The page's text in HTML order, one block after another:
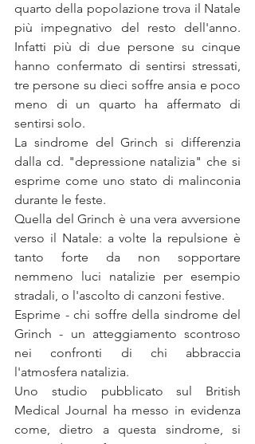
quarto della popolazione trova il Natale
più impegnativo del resto dell'anno.
Infatti più di due persone su cinque
hanno confermato di sentirsi stressati,
tre persone su dieci soffre ansia e poco
meno di un quarto ha affermato di
sentirsi solo.
La sindrome del Grinch si differenzia
dalla cd. "depressione natalizia" che si
esprime come uno stato di malinconia
durante le feste.
Quella del Grinch è una vera avversione
verso il Natale: a volte la repulsione è
tanto forte da non sopportare
nemmeno luci natalizie per esempio
stradali, o l'ascolto di canzoni festive.
Esprime - chi soffre della sindrome del
Grinch - un atteggiamento scontroso
nei confronti di chi abbraccia
l'atmosfera natalizia.
Uno studio pubblicato sul British
Medical Journal ha messo in evidenza
come, dietro a questa sindrome, si